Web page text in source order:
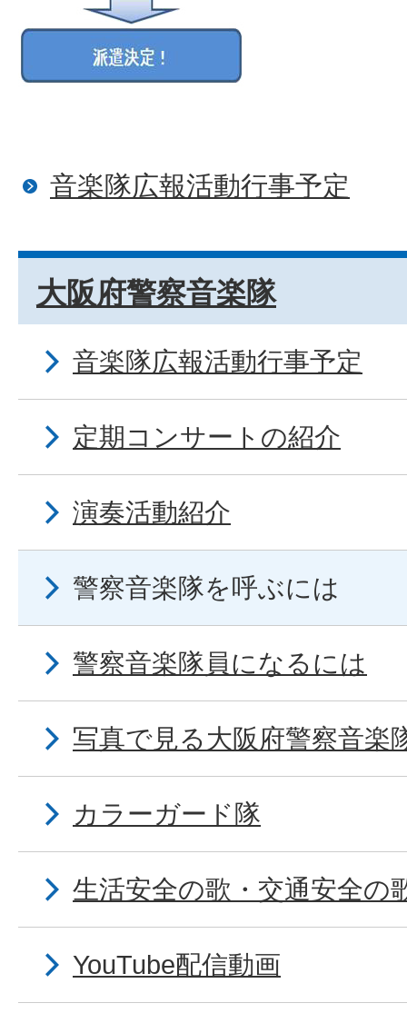
音楽隊広報活動行事予定
大阪府警察音楽隊
音楽隊広報活動行事予定
定期コンサートの紹介
演奏活動紹介
警察音楽隊を呼ぶには
警察音楽隊員になるには
写真で見る大阪府警察音楽
カラーガード隊
生活安全の歌・交通安全の
YouTube配信動画